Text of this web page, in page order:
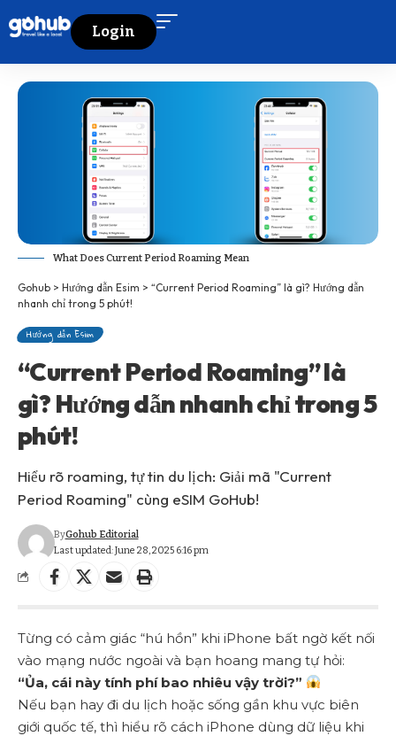
Login
What Does Current Period Roaming Mean
Gohub > Hướng dẫn Esim > “Current Period Roaming” là gì? Hướng dẫn
nhanh chỉ trong 5 phút!
Hướng dẫn Esim
“Current Period Roaming” là
gì? Hướng dẫn nhanh chỉ trong 5
phút!
Hiểu rõ roaming, tự tin du lịch: Giải mã "Current
Period Roaming" cùng eSIM GoHub!
Last updated: June 28, 2025 6:16 pm
ByGohub Editorial
Từng có cảm giác “hú hồn” khi iPhone bất ngờ kết nối
vào mạng nước ngoài và bạn hoang mang tự hỏi:
“Ủa, cái này tính phí bao nhiêu vậy trời?”
Nếu bạn hay đi du lịch hoặc sống gần khu vực biên
giới quốc tế, thì hiểu rõ cách iPhone dùng dữ liệu khi